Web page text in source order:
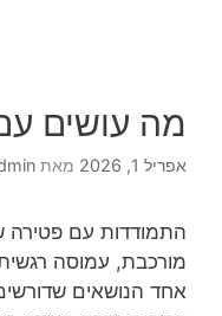
מה עושים
אפריל 1, 2026 מאת
התמודדות עם פטירה
מורכבת, עמוסה
אחד הנושאים